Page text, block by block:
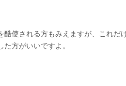
酷使される方もみえますが、これだ
方がいいですよ。